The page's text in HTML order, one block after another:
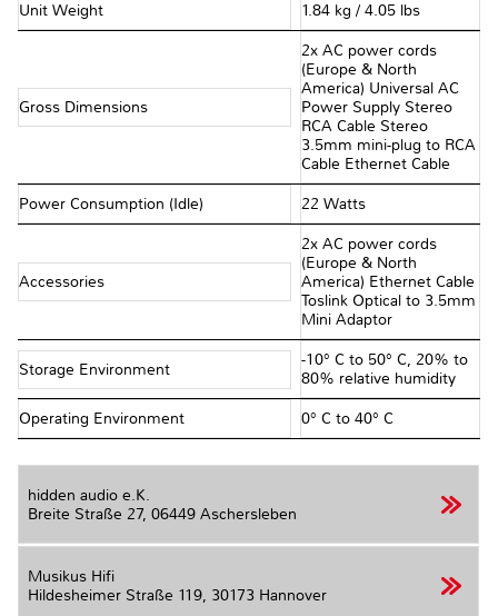
Unit Weight 1.84 kg / 4.05 lbs
Gross Dimensions
2x AC power cords
(Europe & North
America) Universal AC
Power Supply Stereo
RCA Cable Stereo
3.5mm mini-plug to RCA
Cable Ethernet Cable
Power Consumption (Idle) 22 Watts
Accessories
2x AC power cords
(Europe & North
America) Ethernet Cable
Toslink Optical to 3.5mm
Mini Adaptor
Storage Environment
-10° C to 50° C, 20% to
80% relative humidity
Operating Environment 0° C to 40° C
hidden audio e.K.
Breite Straße 27, 06449 Aschersleben
Musikus Hifi
Hildesheimer Straße 119, 30173 Hannover